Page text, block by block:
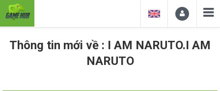
Thông tin mới về : I AM NARUTO.I AM
NARUTO